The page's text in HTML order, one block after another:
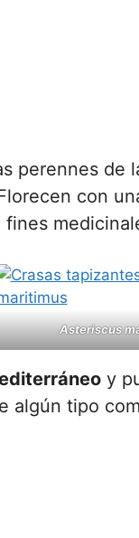
perennes
con
fines
Asteriscus
y
algún tipo